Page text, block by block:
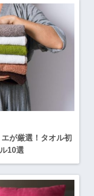
が厳選！タオル初
10選